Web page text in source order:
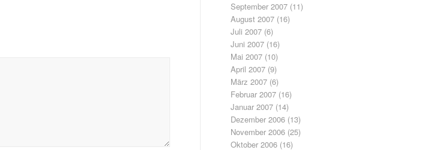
September 2007 (11)
August 2007 (16)
Juli 2007 (6)
Juni 2007 (16)
Mai 2007 (10)
April 2007 (9)
März 2007 (6)
Februar 2007 (16)
Januar 2007 (14)
Dezember 2006 (13)
November 2006 (25)
Oktober 2006 (16)